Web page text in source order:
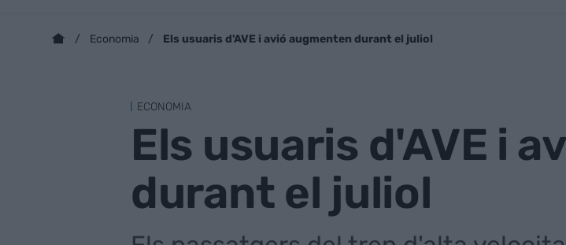
Economia Els usuaris d'AVE i avió augmenten durant el juliol
ECONOMIA
Els usuaris d'AVE i
durant el juliol